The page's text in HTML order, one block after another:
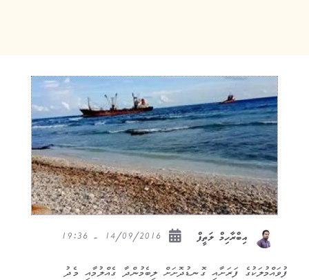
އިބްރާހިމް ލަތީފް
ފުވައްމުލަކުގެ ފަރަށާއި ގޮނޑުދޮށަށް ލިބެމުންދާ ގެއްލުމާއި މެދު